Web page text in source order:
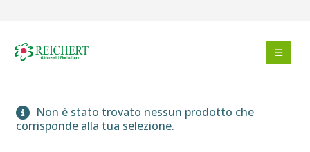
Non è stato trovato nessun prodotto che
corrisponde alla tua selezione.